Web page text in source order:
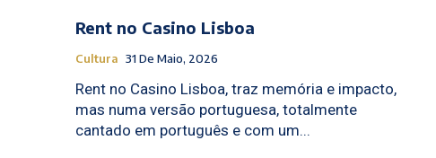
Rent no Casino Lisboa
Cultura 31 De Maio, 2026
Rent no Casino Lisboa, traz memória e impacto,
mas numa versão portuguesa, totalmente
cantado em português e com um...